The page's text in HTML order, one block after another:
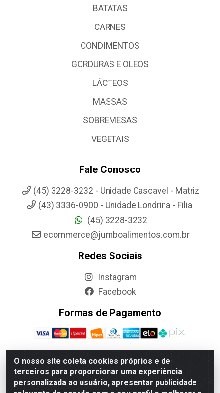
O nosso site coleta cookies próprios e de
terceiros para proporcionar uma experiência
personalizada ao usuário, apresentar publicidade
BATATAS
CARNES
CONDIMENTOS
GORDURAS E OLEOS
LÁCTEOS
MASSAS
SOBREMESAS
VEGETAIS
Fale Conosco
(45) 3228-3232 - Unidade Cascavel - Matriz
(43) 3336-0900 - Unidade Londrina - Filial
(45) 3228-3232
ecommerce@jumboalimentos.com.br
Redes Sociais
Instagram
Facebook
Formas de Pagamento
Jumbo Alimentos Cascavel - Matriz - Rua Itatiba Do Sul, 161 -
Santos Dumont, Cascavel-PR - CEP 85804-700- CNPJ